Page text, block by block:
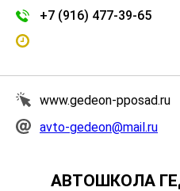
+7 (916) 477-39-65
www.gedeon-pposad.ru
avto-gedeon@mail.ru
АВТОШКОЛА